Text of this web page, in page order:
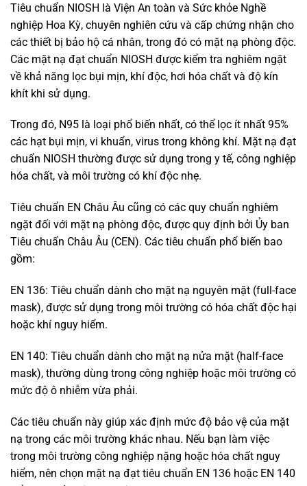
Tiêu chuẩn NIOSH là Viện An toàn và Sức khỏe Nghề
nghiệp Hoa Kỳ, chuyên nghiên cứu và cấp chứng nhận cho
các thiết bị bảo hộ cá nhân, trong đó có mặt nạ phòng độc.
Các mặt nạ đạt chuẩn NIOSH được kiểm tra nghiêm ngặt
về khả năng lọc bụi mịn, khí độc, hơi hóa chất và độ kín
khít khi sử dụng.
Trong đó, N95 là loại phổ biến nhất, có thể lọc ít nhất 95%
các hạt bụi mịn, vi khuẩn, virus trong không khí. Mặt nạ đạt
chuẩn NIOSH thường được sử dụng trong y tế, công nghiệp
hóa chất, và môi trường có khí độc nhẹ.
Tiêu chuẩn EN Châu Âu cũng có các quy chuẩn nghiêm
ngặt đối với mặt nạ phòng độc, được quy định bởi Ủy ban
Tiêu chuẩn Châu Âu (CEN). Các tiêu chuẩn phổ biến bao
gồm:
EN 136: Tiêu chuẩn dành cho mặt nạ nguyên mặt (full-face
mask), được sử dụng trong môi trường có hóa chất độc hại
hoặc khí nguy hiểm.
EN 140: Tiêu chuẩn dành cho mặt nạ nửa mặt (half-face
mask), thường dùng trong công nghiệp hoặc môi trường có
mức độ ô nhiễm vừa phải.
Các tiêu chuẩn này giúp xác định mức độ bảo vệ của mặt
nạ trong các môi trường khác nhau. Nếu bạn làm việc
trong môi trường công nghiệp nặng hoặc hóa chất nguy
hiểm, nên chọn mặt nạ đạt tiêu chuẩn EN 136 hoặc EN 140